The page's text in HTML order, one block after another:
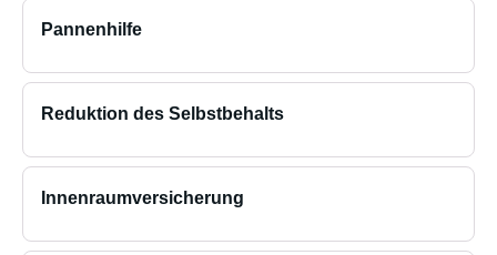
Pannenhilfe
Reduktion des Selbstbehalts
Innenraumversicherung